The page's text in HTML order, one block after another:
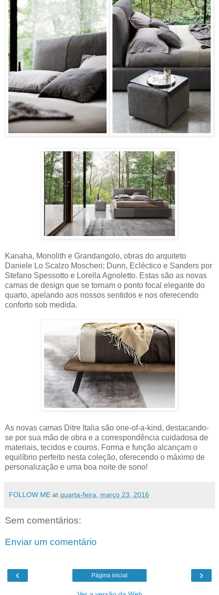
Kanaha, Monolith e Grandangolo, obras do arquiteto
Daniele Lo Scalzo Moscheri; Dunn, Ecléctico e Sanders por
Stefano Spessotto e Lorella Agnoletto. Estas são as novas
camas de design que se tornam o ponto focal elegante do
quarto, apelando aos nossos sentidos e nos oferecendo
conforto sob medida.
As novas camas Ditre Italia são one-of-a-kind, destacando-
se por sua mão de obra e a correspondência cuidadosa de
materiais, tecidos e couros. Forma e função alcançam o
equilíbrio perfeito nesta coleção, oferecendo o máximo de
personalização e uma boa noite de sono!
FOLLOW ME at quarta-feira, março 23, 2016
Sem comentários:
Enviar um comentário
‹ ›
Página inicial